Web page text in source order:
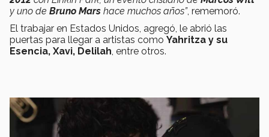
y uno de Bruno Mars hace muchos años”, rememoró.
El trabajar en Estados Unidos, agregó, le abrió las
puertas para llegar a artistas como Yahritza y su
Esencia, Xavi, Delilah, entre otros.